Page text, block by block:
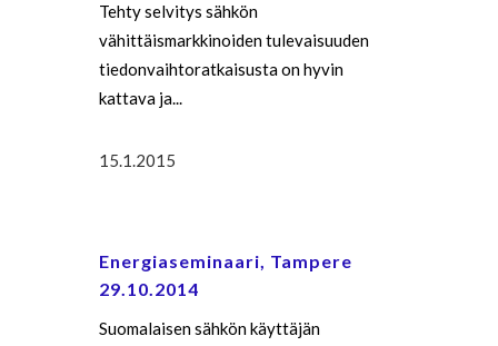
Tehty selvitys sähkön
vähittäismarkkinoiden tulevaisuuden
tiedonvaihtoratkaisusta on hyvin
kattava ja...
15.1.2015
Energiaseminaari, Tampere
29.10.2014
Suomalaisen sähkön käyttäjän